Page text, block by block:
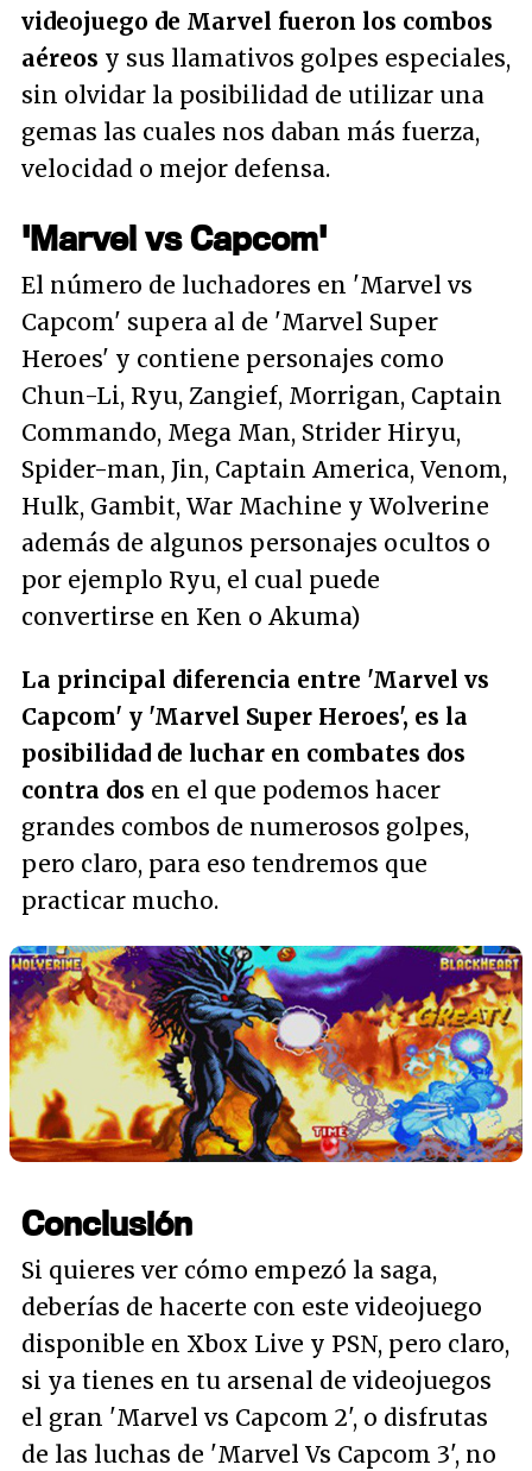
videojuego de Marvel fueron los combos
aéreos y sus llamativos golpes especiales,
sin olvidar la posibilidad de utilizar una
gemas las cuales nos daban más fuerza,
velocidad o mejor defensa.
'Marvel vs Capcom'
El número de luchadores en 'Marvel vs
Capcom' supera al de 'Marvel Super
Heroes' y contiene personajes como
Chun-Li, Ryu, Zangief, Morrigan, Captain
Commando, Mega Man, Strider Hiryu,
Spider-man, Jin, Captain America, Venom,
Hulk, Gambit, War Machine y Wolverine
además de algunos personajes ocultos o
por ejemplo Ryu, el cual puede
convertirse en Ken o Akuma)
La principal diferencia entre 'Marvel vs
Capcom' y 'Marvel Super Heroes', es la
posibilidad de luchar en combates dos
contra dos en el que podemos hacer
grandes combos de numerosos golpes,
pero claro, para eso tendremos que
practicar mucho.
Conclusión
Si quieres ver cómo empezó la saga,
deberías de hacerte con este videojuego
disponible en Xbox Live y PSN, pero claro,
si ya tienes en tu arsenal de videojuegos
el gran 'Marvel vs Capcom 2', o disfrutas
de las luchas de 'Marvel Vs Capcom 3', no